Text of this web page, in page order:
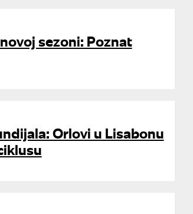
sezoni: Poznat
Orlovi u Lisabonu